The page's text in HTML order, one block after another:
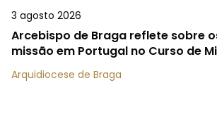
3 agosto 2026
Arcebispo de Braga reflete sobre
missão em Portugal no Curso de
Arquidiocese de Braga